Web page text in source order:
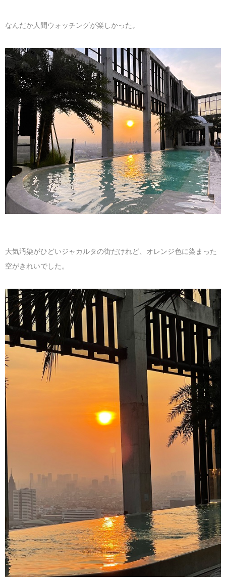
なんだか人間ウォッチングが楽しかった。
大気汚染がひどいジャカルタの街だけれど、オレンジ色に染まった
空がきれいでした。